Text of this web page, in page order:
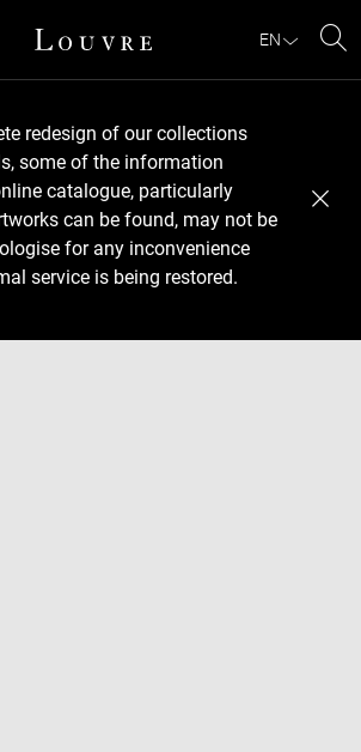
EN
redesign of our collections
some of the information
catalogue, particularly
can be found, may not be
for any inconvenience
service is being restored.
panel